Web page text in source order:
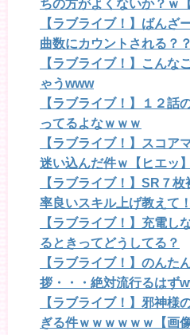
ちの方がよくないか？ｗ【
【ラブライブ！】ばんざ
曲数にカウントされる？？
【ラブライブ！】こんな
ゃうwww
【ラブライブ！】１２話
ってるよなｗｗｗ
【ラブライブ！】スコア
迷い込んだ件ｗ【ヒエッ】
【ラブライブ！】SR７
率良いスキル上げ教えて！
【ラブライブ！】充電し
るときってどうしてる？
【ラブライブ！】のんた
拶・・・絶対流行るはず
【ラブライブ！】邪神様
ぎる件ｗｗｗｗｗｗ【画像